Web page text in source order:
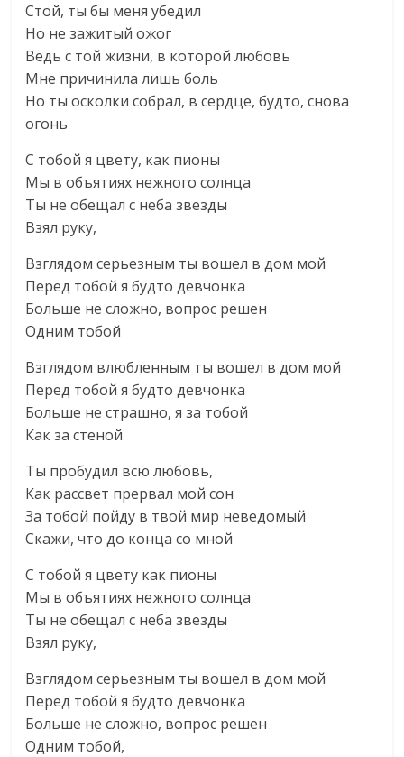
Стой, ты бы меня убедил
Но не зажитый ожог
Ведь с той жизни, в которой любовь
Мне причинила лишь боль
Но ты осколки собрал, в сердце, будто, снова
огонь
С тобой я цвету, как пионы
Мы в объятиях нежного солнца
Ты не обещал с неба звезды
Взял руку,
Взглядом серьезным ты вошел в дом мой
Перед тобой я будто девчонка
Больше не сложно, вопрос решен
Одним тобой
Взглядом влюбленным ты вошел в дом мой
Перед тобой я будто девчонка
Больше не страшно, я за тобой
Как за стеной
Ты пробудил всю любовь,
Как рассвет прервал мой сон
За тобой пойду в твой мир неведомый
Скажи, что до конца со мной
С тобой я цвету как пионы
Мы в объятиях нежного солнца
Ты не обещал с неба звезды
Взял руку,
Взглядом серьезным ты вошел в дом мой
Перед тобой я будто девчонка
Больше не сложно, вопрос решен
Одним тобой,